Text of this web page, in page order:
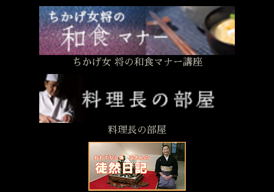
ちかげ女 将の和食マナー講座
料理長の部屋